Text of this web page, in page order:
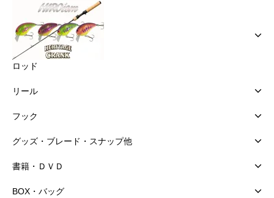
ロッド
リール
フック
グッズ・ブレード・スナップ他
書籍・ＤＶＤ
BOX・バッグ